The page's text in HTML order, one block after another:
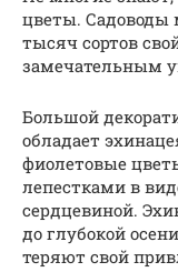
цветы. Садоводы
тысяч сортов
замечательным
Большой
обладает
фиолетовые
лепестками в
сердцевиной.
до глубокой
теряют свой